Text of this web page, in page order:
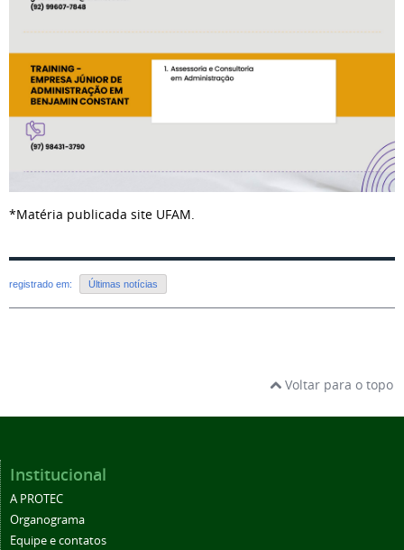
*Matéria publicada site UFAM.
registrado em: Últimas notícias
Voltar para o topo
Institucional
A PROTEC
Organograma
Equipe e contatos